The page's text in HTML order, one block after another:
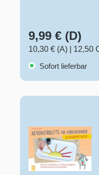
9,99 € (D)
10,30 € (A)
12,50
Sofort lieferbar